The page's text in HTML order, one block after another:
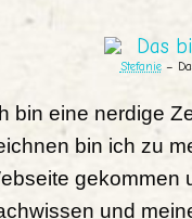
Stefanie–
bin eine nerdige
bin ich zu
gekommen
und